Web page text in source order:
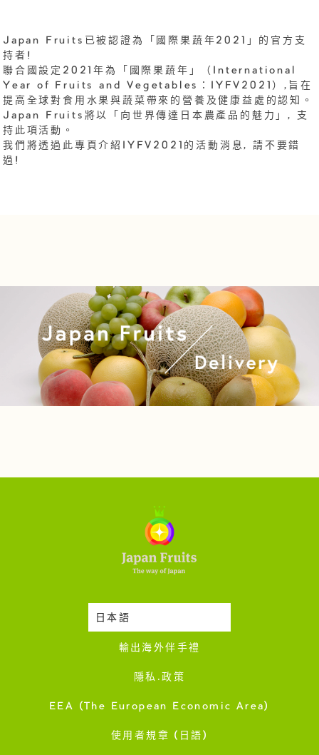
Japan Fruits已被認證為「國際果蔬年2021」的官方支
持者!
聯合國設定2021年為「國際果蔬年」（International
Year of Fruits and Vegetables：IYFV2021）,旨在
提高全球對食用水果與蔬菜帶來的營養及健康益處的認知。
Japan Fruits將以「向世界傳達日本農產品的魅力」, 支
持此項活動。
我們將透過此專頁介紹IYFV2021的活動消息, 請不要錯
過!
日本語時令蔬果收成表
輸出海外伴手禮
隱私·政策
EEA (The European Economic Area)
使用者規章 (日語)